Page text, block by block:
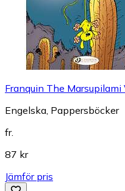
Franquin The Marsupilami
Engelska, Pappersböcker
fr.
87 kr
Jämför pris